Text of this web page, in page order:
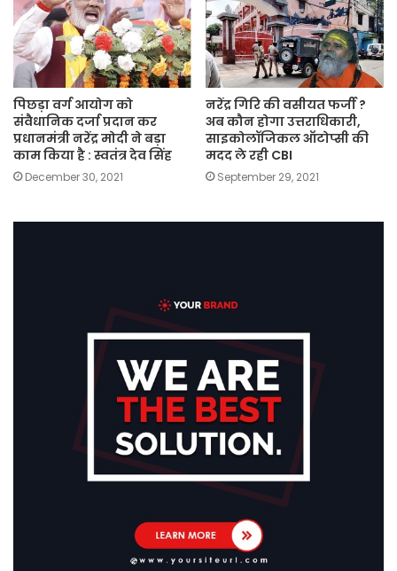
पिछड़ा वर्ग आयोग को
संवैधानिक दर्जा प्रदान कर
प्रधानमंत्री नरेंद्र मोदी ने बड़ा
काम किया है : स्वतंत्र देव सिंह
December 30, 2021
नरेंद्र गिरि की वसीयत फर्जी ?
अब कौन होगा उत्तराधिकारी,
साइकोलॉजिकल ऑटोप्सी की
मदद ले रही CBI
September 29, 2021